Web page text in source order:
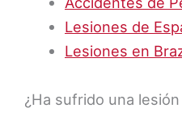
Lesiones de
Lesiones en
¿Ha sufrido una